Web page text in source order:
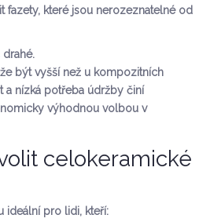
fazety, které jsou nerozeznatelné od
drahé.
být vyšší než u kompozitních
a nízká potřeba údržby činí
výhodnou volbou v
celokeramické
ideální pro lidi, kteří: